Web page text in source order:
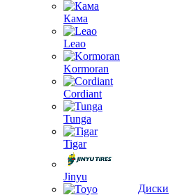
Кама
Leao
Kormoran
Cordiant
Tunga
Tigar
Jinyu
Диски